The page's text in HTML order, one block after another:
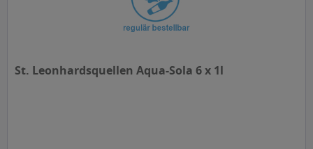
St. Leonhardsquellen Aqua-Sola 6 x 1l